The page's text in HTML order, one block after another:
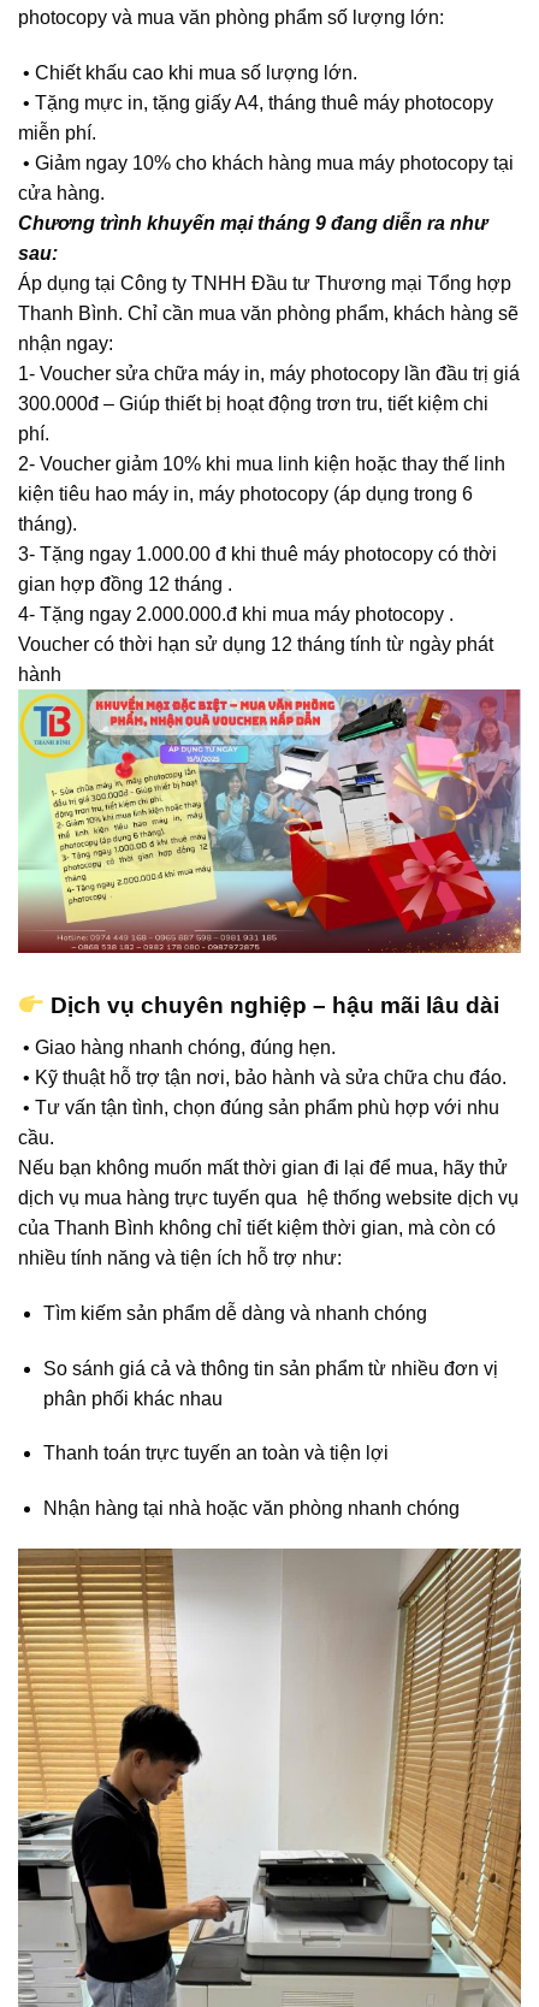
photocopy và mua văn phòng phẩm số lượng lớn:
• Chiết khấu cao khi mua số lượng lớn.
• Tặng mực in, tặng giấy A4, tháng thuê máy photocopy
miễn phí.
• Giảm ngay 10% cho khách hàng mua máy photocopy tại
cửa hàng.
Chương trình khuyến mại tháng 9 đang diễn ra như
sau:
Áp dụng tại Công ty TNHH Đầu tư Thương mại Tổng hợp
Thanh Bình. Chỉ cần mua văn phòng phẩm, khách hàng sẽ
nhận ngay:
1- Voucher sửa chữa máy in, máy photocopy lần đầu trị giá
300.000đ – Giúp thiết bị hoạt động trơn tru, tiết kiệm chi
phí.
2- Voucher giảm 10% khi mua linh kiện hoặc thay thế linh
kiện tiêu hao máy in, máy photocopy (áp dụng trong 6
tháng).
3- Tặng ngay 1.000.00 đ khi thuê máy photocopy có thời
gian hợp đồng 12 tháng .
4- Tặng ngay 2.000.000.đ khi mua máy photocopy .
Voucher có thời hạn sử dụng 12 tháng tính từ ngày phát
hành
Dịch vụ chuyên nghiệp – hậu mãi lâu dài
• Giao hàng nhanh chóng, đúng hẹn.
• Kỹ thuật hỗ trợ tận nơi, bảo hành và sửa chữa chu đáo.
• Tư vấn tận tình, chọn đúng sản phẩm phù hợp với nhu
cầu.
Nếu bạn không muốn mất thời gian đi lại để mua, hãy thử
dịch vụ mua hàng trực tuyến qua hệ thống website dịch vụ
của Thanh Bình không chỉ tiết kiệm thời gian, mà còn có
nhiều tính năng và tiện ích hỗ trợ như:
Tìm kiếm sản phẩm dễ dàng và nhanh chóng
So sánh giá cả và thông tin sản phẩm từ nhiều đơn vị
phân phối khác nhau
Thanh toán trực tuyến an toàn và tiện lợi
Nhận hàng tại nhà hoặc văn phòng nhanh chóng